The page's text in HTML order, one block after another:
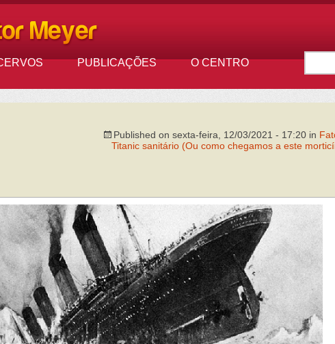
PUBLICAÇÕES O CENTRO
Published on sexta-feira, 12/03/2021 - 17:20 in
Titanic sanitário (Ou como chegamos a este